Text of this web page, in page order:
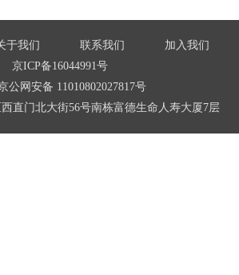
于我们 联系我们
加入我们
京ICP备16044991号
公网安备 11010802027817号
直门北大街56号南栋富德生命人寿大厦7层